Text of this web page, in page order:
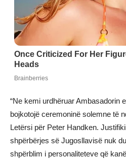
“Ne kemi urdhëruar Ambasadorin
bojkotojë ceremoninë solemne të
Letërsi për Peter Handken.
shpërbërjes së Jugosllavisë nuk
shpërblim i personaliteteve që